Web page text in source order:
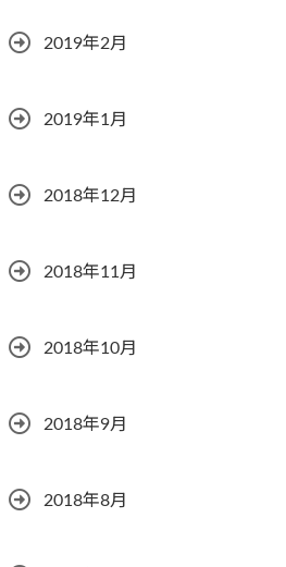
2019年2月
2019年1月
2018年12月
2018年11月
2018年10月
2018年9月
2018年8月